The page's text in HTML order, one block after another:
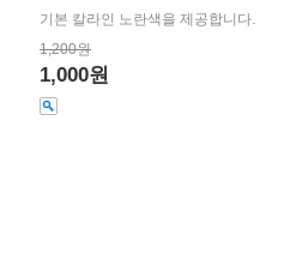
기본 칼라인 노란색을 제공합니다.
1,200원
1,000원